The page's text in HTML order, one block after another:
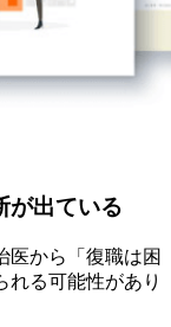
が出ている
医から「復職は困
れる可能性があり